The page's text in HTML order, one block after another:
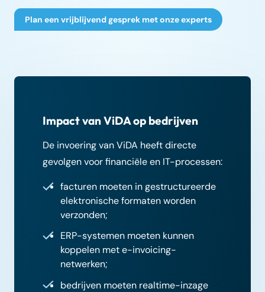
Plan een vrijblijvend gesprek met onze experts
Impact van ViDA op bedrijven
De invoering van ViDA heeft directe
gevolgen voor financiële en IT-processen:
facturen moeten in gestructureerde
elektronische formaten worden
verzonden;
ERP-systemen moeten kunnen
koppelen met e-invoicing-
netwerken;
bedrijven moeten realtime-inzage